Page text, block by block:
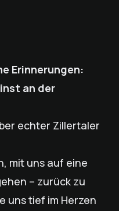
Erinnerungen:
an der
echter Zillertaler
mit uns auf eine
– zurück zu
uns tief im Herzen